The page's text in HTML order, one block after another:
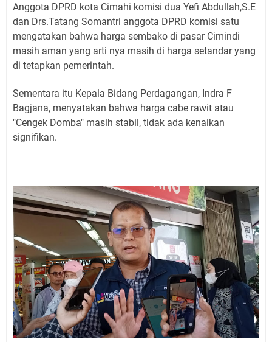
Anggota DPRD kota Cimahi komisi dua Yefi Abdullah,S.E
dan Drs.Tatang Somantri anggota DPRD komisi satu
mengatakan bahwa harga sembako di pasar Cimindi
masih aman yang arti nya masih di harga setandar yang
di tetapkan pemerintah.
Sementara itu Kepala Bidang Perdagangan, Indra F
Bagjana, menyatakan bahwa harga cabe rawit atau
"Cengek Domba" masih stabil, tidak ada kenaikan
signifikan.